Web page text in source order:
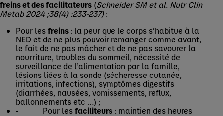
freins et des facilitateurs (Schneider SM et al. Nutr Clin
Metab 2024 ;38(4) :233-237):
Pour lesfreins: la peur que le corps s’habitue à la
NED et de ne plus pouvoir remanger comme avant,
le fait de ne pas mâcher et de ne pas savourer la
nourriture, troubles du sommeil, nécessité de
surveillance de l’alimentation par la famille,
lésions liées à la sonde (sécheresse cutanée,
irritations, infections), symptômes digestifs
(diarrhées, nausées, vomissements, reflux,
ballonnements etc …) ;
- Pour lesfaciliteurs : maintien des heures